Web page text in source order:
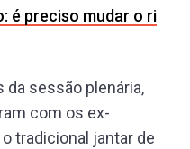
é preciso mudar o ri
da sessão plenária,
com os ex-
tradicional jantar de